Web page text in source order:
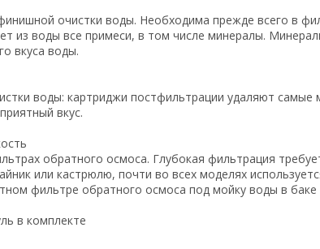
очистки воды. Необходима прежде всего в
из воды все примеси, в том числе минералы.
вкуса воды.
воды: картриджи постфильтрации удаляют самые
вкус.
обратного осмоса. Глубокая фильтрация
или кастрюлю, почти во всех моделях
фильтре обратного осмоса под мойку воды в
в комплекте